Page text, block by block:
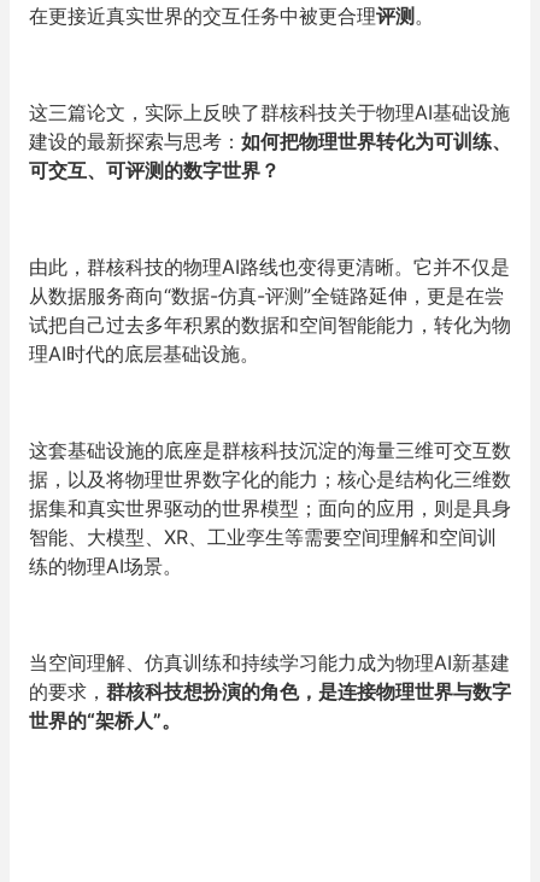
在更接近真实世界的交互任务中被更合理评测。
这三篇论文，实际上反映了群核科技关于物理AI基础设施
建设的最新探索与思考： 如何把物理世界转化为可训练、
可交互、可评测的数字世界？
由此，群核科技的物理AI路线也变得更清晰。它并不仅是
从数据服务商向“数据-仿真-评测”全链路延伸，更是在尝
试把自己过去多年积累的数据和空间智能能力，转化为物
理AI时代的底层基础设施。
这套基础设施的底座是群核科技沉淀的海量三维可交互数
据，以及将物理世界数字化的能力；核心是结构化三维数
据集和真实世界驱动的世界模型；面向的应用，则是具身
智能、大模型 、XR、工业孪生等需要空间理解和空间训
练的物理AI场景。
当空间理解、仿真训练和持续学习能力成为物理AI新基建
的要求， 群核科技想扮演的角色，是连接物理世界与数字
世界的“架桥人”。